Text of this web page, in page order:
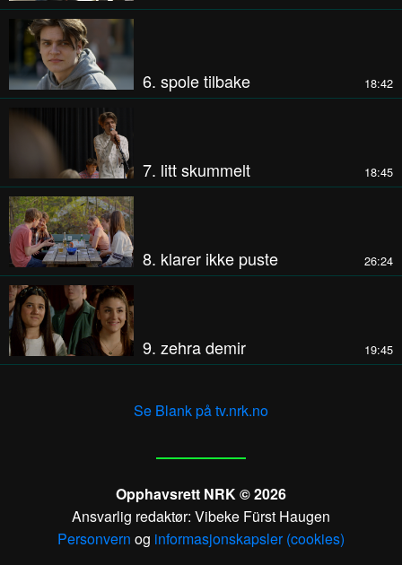
6. spole tilbake 18:42
7. litt skummelt 18:45
8. klarer ikke puste 26:24
9. zehra demir 19:45
Se Blank på tv.nrk.no
Opphavsrett NRK © 2026
Ansvarlig redaktør: Vibeke Fürst Haugen
Personvern og informasjonskapsler (cookies)